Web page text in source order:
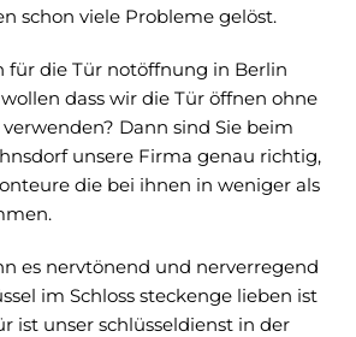
schon viele Probleme gelöst.
für die Tür notöffnung in Berlin
dass wir die Tür öffnen ohne
Dann sind Sie beim
unsere Firma genau richtig,
die bei ihnen in weniger als
es nervtönend und nerverregend
im Schloss steckenge lieben ist
ist unser schlüsseldienst in der